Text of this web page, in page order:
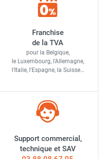
Franchise
de la TVA
pour la Belgique,
le Luxembourg, l'Allemagne,
l'Italie, l'Espagne, la Suisse…
Support commercial,
technique et SAV